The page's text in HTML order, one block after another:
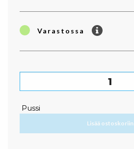
Varastossa
Annosrasia, PS, 9,5 cm määrä
Pussi
Lisää ostoskoriin